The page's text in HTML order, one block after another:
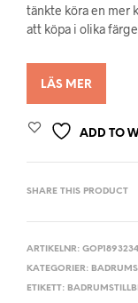
tänkte köra en mer
att köpa i olika
LÄS MER
ADD TO
SHARE THIS PRODUCT
ARTIKELNR: GOP1893234
KATEGORIER:
ETIKETT: